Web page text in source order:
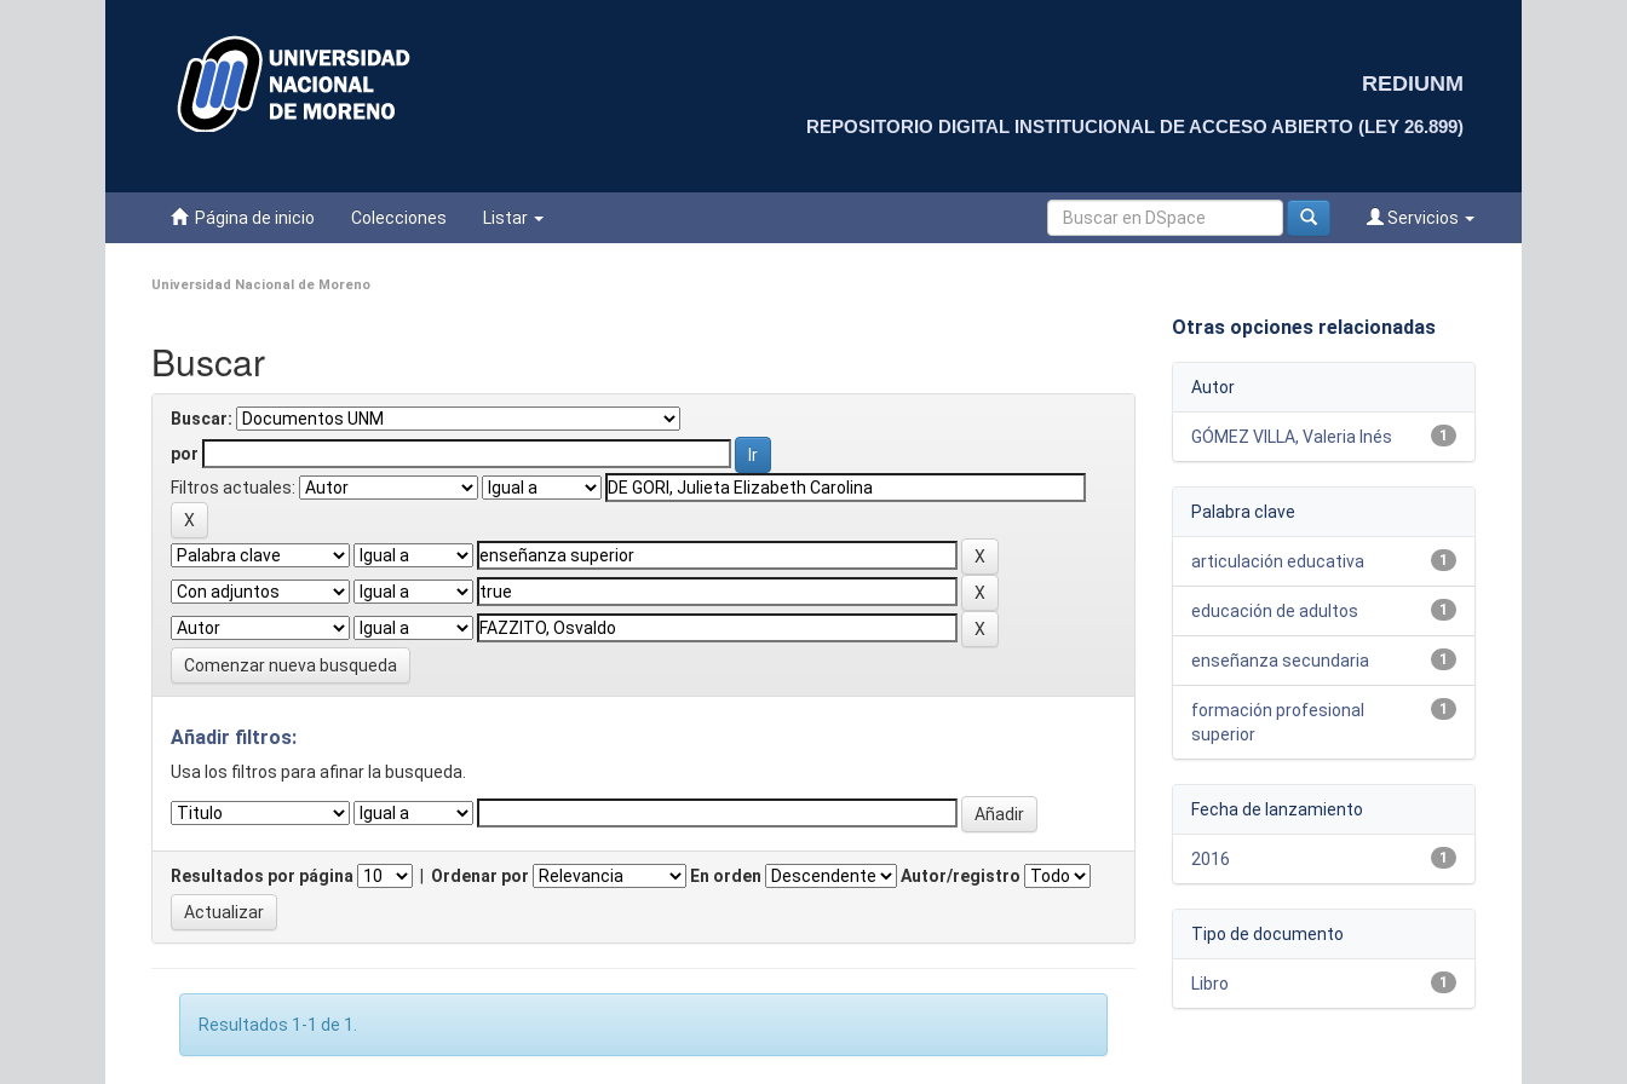
REDIUNM
REPOSITORIO DIGITAL INSTITUCIONAL DE ACCESO ABIERTO (LEY 26.899)
Página de inicio Colecciones Listar Servicios
Universidad Nacional de Moreno
Buscar
Buscar:
por
Filtros actuales:
Comenzar nueva busqueda
Añadir filtros:
Usa los filtros para afinar la busqueda.
Resultados por página Ordenar por En orden Autor/registro
Resultados 1-1 de 1.
Otras opciones relacionadas
Autor
1
GÓMEZ VILLA, Valeria Inés
Palabra clave
1
articulación educativa
1
educación de adultos
1
enseñanza secundaria
1
formación profesional
superior
Fecha de lanzamiento
1
2016
Tipo de documento
1
Libro